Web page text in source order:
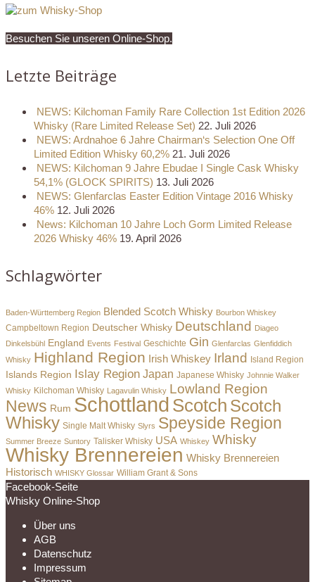
Besuchen Sie unseren Online-Shop.
Letzte Beiträge
NEWS: Kilchoman Family Rare Collection 1st Edition 2026
Whisky (Rare Limited Release Set) 22. Juli 2026
NEWS: Ardnahoe 6 Jahre Chairman‘s Selection One Off
Limited Edition Whisky 60,2% 21. Juli 2026
NEWS: Kilchoman 9 Jahre Ebudae I Single Cask Whisky
54,1% (GLOCK SPIRITS) 13. Juli 2026
NEWS: Glenfarclas Easter Edition Vintage 2016 Whisky
46% 12. Juli 2026
News: Kilchoman 10 Jahre Loch Gorm Limited Release
2026 Whisky 46% 19. April 2026
Schlagwörter
Baden-Württemberg Region Blended Scotch Whisky Bourbon Whiskey
Campbeltown Region Deutscher Whisky Deutschland Diageo
Dinkelsbühl England Events Festival Geschichte Gin Glenfarclas Glenfiddich
Whisky Highland Region Irish Whiskey Irland Island Region
Islands Region Islay Region Japan Japanese Whisky Johnnie Walker
Whisky Kilchoman Whisky Lagavulin Whisky Lowland Region
News Rum Schottland Scotch Scotch
Whisky Single Malt Whisky Slyrs Speyside Region
Summer Breeze Suntory Talisker Whisky USA Whiskey Whisky
Whisky Brennereien Whisky Brennereien
Historisch WHISKY Glossar William Grant & Sons
Facebook-Seite
Whisky Online-Shop
Über uns
AGB
Datenschutz
Impressum